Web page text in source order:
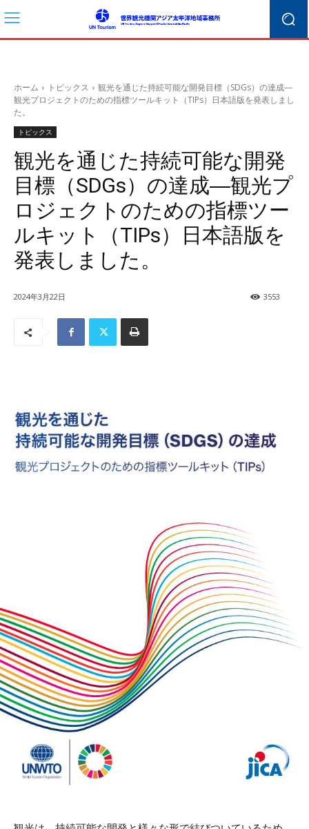
ホーム トピックス
観光を通じた持続可能な開発目標（SDGs）の達成―
観光プロジェクトのための指標ツールキット（TIPs）日本語版を発表しまし
た。
トピックス
観光を通じた持続可能な開発
目標（SDGs）の達成―観光プ
ロジェクトのための指標ツー
ルキット（TIPs）日本語版を
発表しました。
2024年3月22日 3553